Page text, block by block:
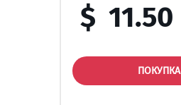
$ 11.50
ПОКУПКА